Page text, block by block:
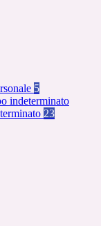
5
indeterminato
23